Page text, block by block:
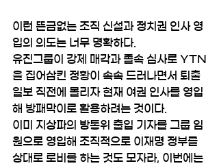
이런 뜬금없는 조직 신설과 정치권 인사 영
입의 의도는 너무 명확하다.
유진그룹이 강제 매각과 졸속 심사로 YTN
을 집어삼킨 정황이 속속 드러나면서 퇴출
일보 직전에 몰리자 현재 여권 인사를 영입
해 방패막이로 활용하려는 것이다.
이미 지상파의 방통위 출입 기자를 그룹 임
원으로 영입해 조직적으로 이재명 정부를
상대로 로비를 하는 것도 모자라, 이번에는